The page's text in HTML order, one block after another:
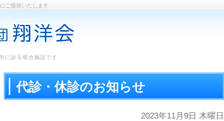
ご提供いたします
に診る複合施設です
代診・休診のお知らせ
2023年11月9日 木曜日